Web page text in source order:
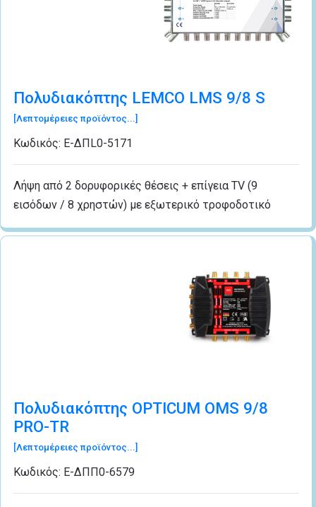
Πολυδιακόπτης LEMCO LMS 9/8 S
[Λεπτομέρειες προϊόντος...]
Κωδικός: Ε-ΔΠL0-5171
Λήψη από 2 δορυφορικές θέσεις + επίγεια TV (9
εισόδων / 8 χρηστών) με εξωτερικό τροφοδοτικό
Πολυδιακόπτης OPTICUM OMS 9/8
PRO-TR
[Λεπτομέρειες προϊόντος...]
Κωδικός: Ε-ΔΠΠ0-6579